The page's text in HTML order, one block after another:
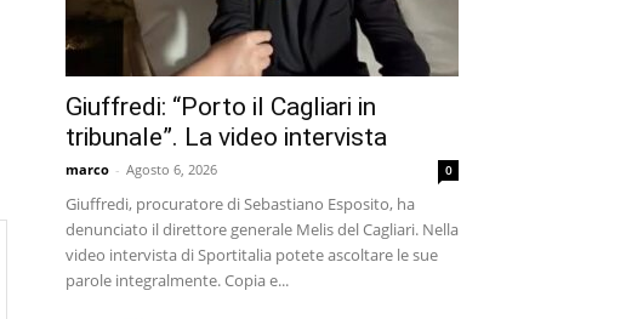
Giuffredi: “Porto il Cagliari in
tribunale”. La video intervista
marco - Agosto 6, 2026 0
Giuffredi, procuratore di Sebastiano Esposito, ha
denunciato il direttore generale Melis del Cagliari. Nella
video intervista di Sportitalia potete ascoltare le sue
parole integralmente. Copia e...